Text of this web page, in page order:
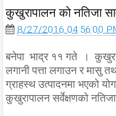
कुखुरापालन को नतिजा
8/27/2016 04:56:00
बनेपा भाद्र ११ गते ।
लगानी पत्ता लगाउन र मासु
ग्राहस्थ उत्पादनमा भएको
कुखुरापालन सर्वेक्षणको